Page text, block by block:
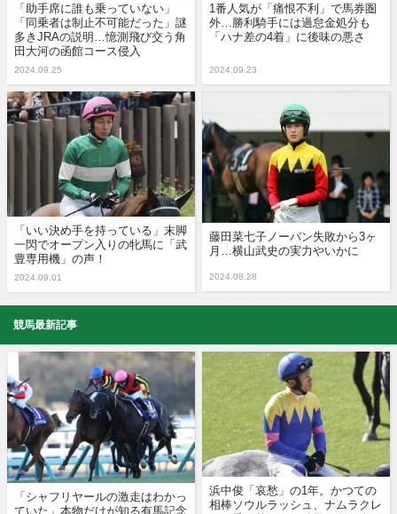
「助手席に誰も乗っていない」
「同乗者は制止不可能だった」謎
多きJRAの説明…憶測飛び交う角
田大河の函館コース侵入
2024.09.25
1番人気が「痛恨不利」で馬券圏
外…勝利騎手には過怠金処分も
「ハナ差の4着」に後味の悪さ
2024.09.23
「いい決め手を持っている」末脚
一閃でオープン入りの牝馬に「武
豊専用機」の声！
2024.09.01
藤田菜七子ノーバン失敗から3ヶ
月…横山武史の実力やいかに
2024.08.28
競馬最新記事
「シャフリヤールの激走はわかっ
ていた」本物だけが知る有馬記念
浜中俊「哀愁」の1年。かつての
相棒ソウルラッシュ、ナムラクレ